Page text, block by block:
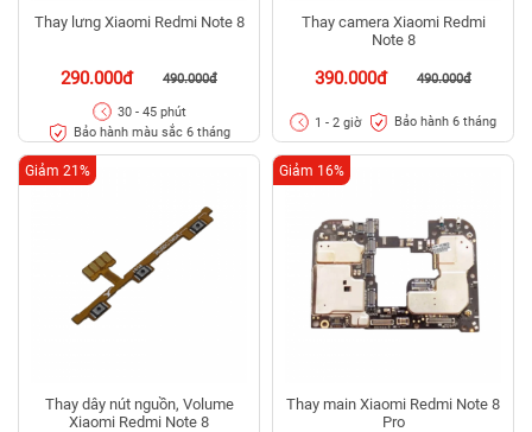
Thay lưng Xiaomi Redmi Note 8
290.000đ 490.000đ
30 - 45 phút
Bảo hành màu sắc 6 tháng
Thay camera Xiaomi Redmi
Note 8
390.000đ 490.000đ
1 - 2 giờ Bảo hành 6 tháng
Thay dây nút nguồn, Volume
Xiaomi Redmi Note 8
Giảm 21%
Thay main Xiaomi Redmi Note 8
Pro
Giảm 16%